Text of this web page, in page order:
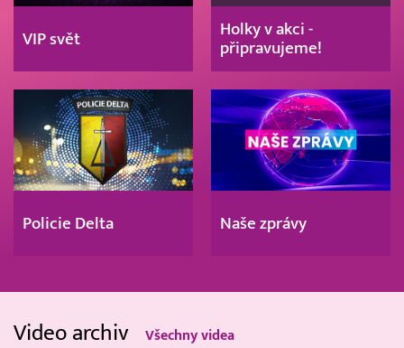
VIP svět
Holky v akci -
připravujeme!
Policie Delta Naše zprávy
Video archiv Všechny videa